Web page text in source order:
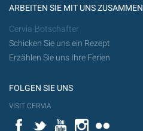
ARBEITEN SIE MIT UNS ZUSAMMEN
Cervia-Botschafter
Schicken Sie uns ein Rezept
Erzählen Sie uns Ihre Ferien
FOLGEN SIE UNS
VISIT CERVIA
FacebookTwitterYouTubeInstagram